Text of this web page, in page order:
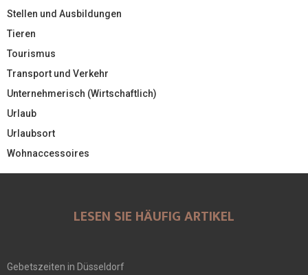
Stellen und Ausbildungen
Tieren
Tourismus
Transport und Verkehr
Unternehmerisch (Wirtschaftlich)
Urlaub
Urlaubsort
Wohnaccessoires
LESEN SIE HÄUFIG ARTIKEL
Gebetszeiten in Düsseldorf